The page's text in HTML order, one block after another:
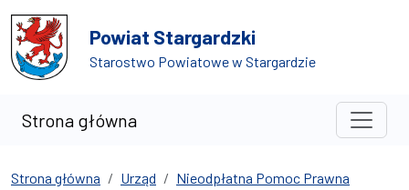
Przejdź do treści
Przejdź do wyszukiwarki
Powiat Stargardzki
Starostwo Powiatowe w Stargardzie
Strona główna
Strona główna Urząd
Nieodpłatna Pomoc Prawna